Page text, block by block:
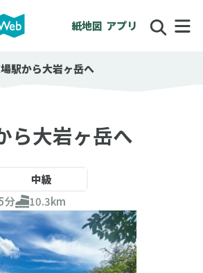
紙地図 アプリ
駅から大岩ヶ岳へ
ら大岩ヶ岳へ
中級
分 10.3km